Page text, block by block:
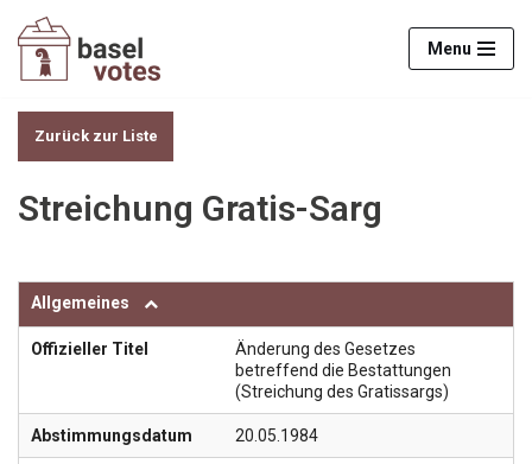
Zum
Menu
Zurück zur Liste
Streichung Gratis-Sarg
Allgemeines
Offizieller Titel
Änderung des Gesetzes
betreffend die Bestattungen
(Streichung des Gratissargs)
Abstimmungsdatum 20.05.1984